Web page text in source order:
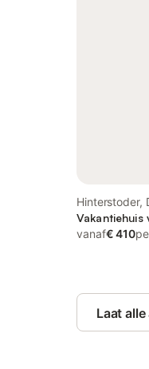
Hinterstoder,
Vakantiehuis
vanaf€ 410
Laat